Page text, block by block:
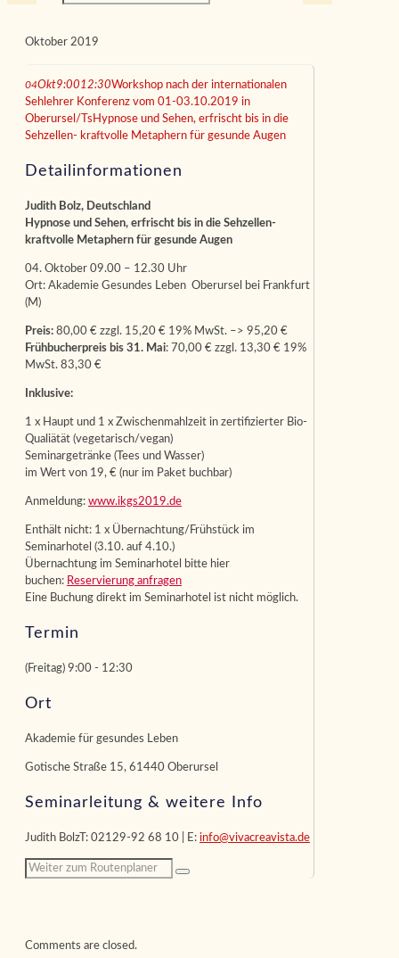
Oktober 2019
04Okt9:0012:30Workshop nach der internationalen
Sehlehrer Konferenz vom 01-03.10.2019 in
Oberursel/Ts Hypnose und Sehen, erfrischt bis in die
Sehzellen- kraftvolle Metaphern für gesunde Augen
Detailinformationen
Judith Bolz, Deutschland
Hypnose und Sehen, erfrischt bis in die Sehzellen-
kraftvolle Metaphern für gesunde Augen
04. Oktober 09.00 – 12.30 Uhr
Ort: Akademie Gesundes Leben Oberursel bei Frankfurt
(M)
Preis: 80,00 € zzgl. 15,20 € 19% MwSt. –> 95,20 €
Frühbucherpreis bis 31. Mai: 70,00 € zzgl. 13,30 € 19%
MwSt. 83,30 €
Inklusive:
1 x Haupt und 1 x Zwischenmahlzeit in zertifizierter Bio-
Qualiätät (vegetarisch/vegan)
Seminargetränke (Tees und Wasser)
im Wert von 19, € (nur im Paket buchbar)
Anmeldung: www.ikgs2019.de
Enthält nicht: 1 x Übernachtung/Frühstück im
Seminarhotel (3.10. auf 4.10.)
Übernachtung im Seminarhotel bitte hier
buchen: Reservierung anfragen
Eine Buchung direkt im Seminarhotel ist nicht möglich.
Termin
(Freitag) 9:00 - 12:30
Ort
Akademie für gesundes Leben
Gotische Straße 15, 61440 Oberursel
Seminarleitung & weitere Info
Judith BolzT: 02129-92 68 10 | E: info@vivacreavista.de
Comments are closed.